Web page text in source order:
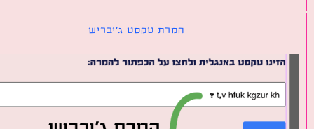
המרת טקסט ג׳יבריש